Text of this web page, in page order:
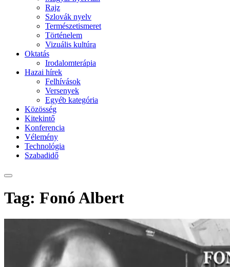
Rajz
Szlovák nyelv
Természetismeret
Történelem
Vizuális kultúra
Oktatás
Irodalomterápia
Hazai hírek
Felhívások
Versenyek
Egyéb kategória
Közösség
Kitekintő
Konferencia
Vélemény
Technológia
Szabadidő
Tag: Fonó Albert